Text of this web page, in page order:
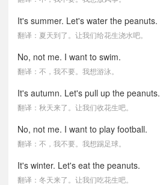
It's summer. Let's water the peanuts.
翻译：夏天到了。让我们给花生浇水吧。
No, not me. I want to swim.
翻译：不，我不要。我想游泳。
It's autumn. Let's pull up the peanuts.
翻译：秋天来了。让我们收花生吧。
No, not me. I want to play football.
翻译：不，我不要。我想踢足球。
It's winter. Let's eat the peanuts.
翻译：冬天来了。让我们吃花生吧。